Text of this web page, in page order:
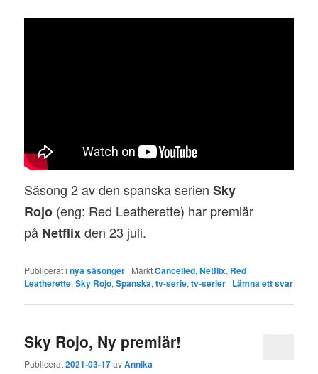
Säsong 2 av den spanska serienSky
Rojo (eng: Red Leatherette) har premiär
på Netflixden 23 juli.
Publicerat i nya säsonger | MärktCancelled,Netflix, Red
Leatherette,Sky Rojo,Spanska,tv-serie,tv-serier | Lämna ett svar
Sky Rojo, Ny premiär!
Publicerat2021-03-17avAnnika